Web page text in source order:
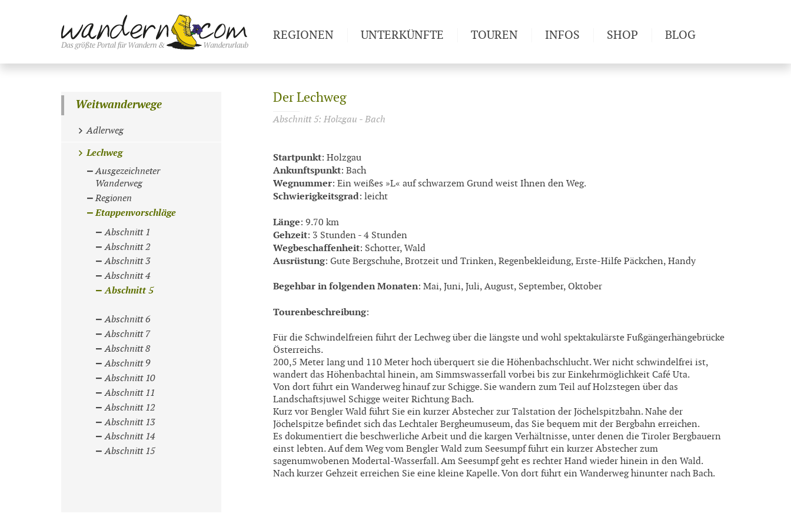
Der Lechweg
Abschnitt 5: Holzgau - Bach
Startpunkt: Holzgau
Ankunftspunkt: Bach
Wegnummer: Ein weißes »L« auf schwarzem Grund weist Ihnen den Weg.
Schwierigkeitsgrad: leicht
Länge: 9.70 km
Gehzeit: 3 Stunden - 4 Stunden
Wegbeschaffenheit: Schotter, Wald
Ausrüstung: Gute Bergschuhe, Brotzeit und Trinken, Regenbekleidung, Erste-Hilfe Päckchen, Handy
Begehbar in folgenden Monaten: Mai, Juni, Juli, August, September, Oktober
Tourenbeschreibung:
Für die Schwindelfreien führt der Lechweg über die längste und wohl spektakulärste Fußgängerhängebrücke
Österreichs.
200,5 Meter lang und 110 Meter hoch überquert sie die Höhenbachschlucht. Wer nicht schwindelfrei ist,
wandert das Höhenbachtal hinein, am Simmswasserfall vorbei bis zur Einkehrmöglichkeit Café Uta.
Von dort führt ein Wanderweg hinauf zur Schigge. Sie wandern zum Teil auf Holzstegen über das
Landschaftsjuwel Schigge weiter Richtung Bach.
Kurz vor Bengler Wald führt Sie ein kurzer Abstecher zur Talstation der Jöchelspitzbahn. Nahe der
Jöchelspitze befindet sich das Lechtaler Bergheumuseum, das Sie bequem mit der Bergbahn erreichen.
Es dokumentiert die beschwerliche Arbeit und die kargen Verhältnisse, unter denen die Tiroler Bergbauern
einst lebten. Auf dem Weg vom Bengler Wald zum Seesumpf führt ein kurzer Abstecher zum
sagenumwobenen Modertal-Wasserfall. Am Seesumpf geht es rechter Hand wieder hinein in den Wald.
Nach kurzer Gehzeit erreichen Sie eine kleine Kapelle. Von dort führt ein Wanderweg hinunter nach Bach.
Weitwanderwege
Adlerweg
Lechweg
Ausgezeichneter
Wanderweg
Regionen
Etappenvorschläge
Abschnitt 1
Abschnitt 2
Abschnitt 3
Abschnitt 4
Abschnitt 5
Abschnitt 6
Abschnitt 7
Abschnitt 8
Abschnitt 9
Abschnitt 10
Abschnitt 11
Abschnitt 12
Abschnitt 13
Abschnitt 14
Abschnitt 15
REGIONEN UNTERKÜNFTE TOUREN INFOS SHOP BLOG